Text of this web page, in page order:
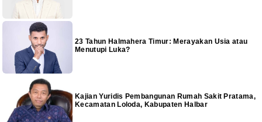
23 Tahun Halmahera Timur: Merayakan Usia atau
Menutupi Luka?
Kajian Yuridis Pembangunan Rumah Sakit Pratama,
Kecamatan Loloda, Kabupaten Halbar